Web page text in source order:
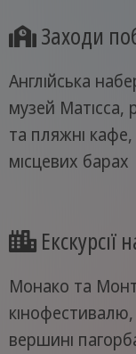
Заходи
Англійська
музей Матісса,
та пляжні кафе,
місцевих барах
Екскурсії
Монако та
кінофестивалю,
вершині